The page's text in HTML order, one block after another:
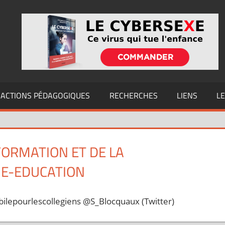
ACTIONS PÉDAGOGIQUES RECHERCHES LIENS
ET DE LA
EDUCATION
@S_Blocquaux (Twitter)